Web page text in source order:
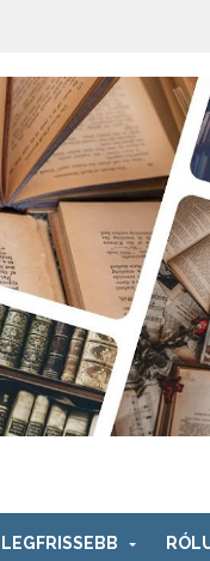
LEGFRISSEBB